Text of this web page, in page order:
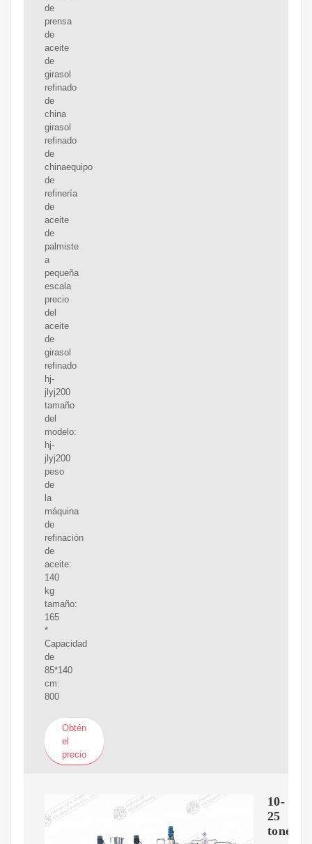
de
prensa
de
aceite
de
girasol
refinado
de
china
girasol
refinado
de
chinaequipo
de
refinería
de
aceite
de
palmiste
a
pequeña
escala
precio
del
aceite
de
girasol
refinado
hj-
jlyj200
tamaño
del
modelo:
hj-
jlyj200
peso
de
la
máquina
de
refinación
de
aceite:
140
kg
tamaño:
165
*
Capacidad
de
85*140
cm:
800
Obtén
el
precio
10-
25